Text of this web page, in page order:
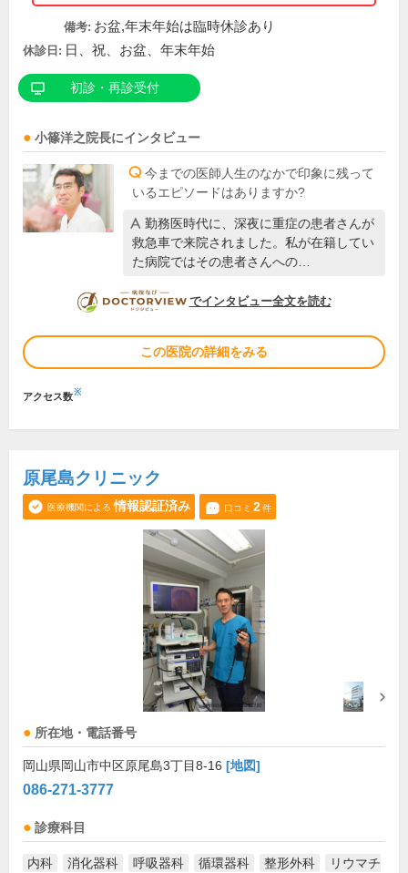
備考: お盆,年末年始は臨時休診あり
休診日: 日、祝、お盆、年末年始
初診・再診受付
小篠洋之 院長にインタビュー
今までの医師人生のなかで印象に残って
いるエピソードはありますか?
勤務医時代に、深夜に重症の患者さんが
救急車で来院されました。私が在籍してい
た病院ではその患者さんへの…
DOCTORVIEW
でインタビュー全文を読む
この医院の詳細をみる
アクセス数※
原尾島クリニック
医療機関による 情報認証済み 口コミ 2件
所在地・電話番号
岡山県岡山市中区原尾島3丁目8-16 [地図]
086-271-3777
診療科目
内科 消化器科 呼吸器科 循環器科 整形外科
リウマチ